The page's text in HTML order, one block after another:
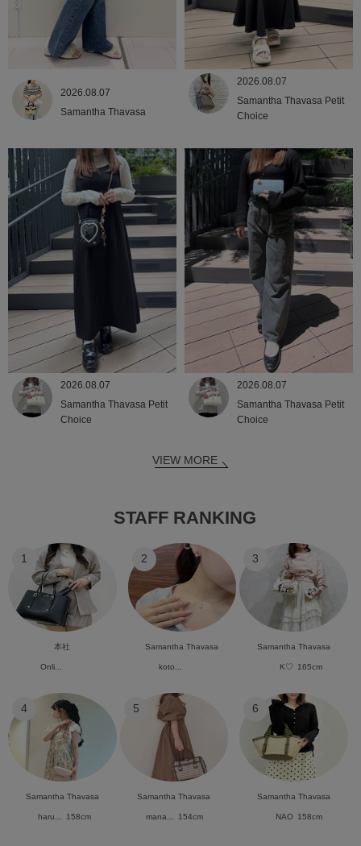
2026.08.07
Samantha Thavasa
2026.08.07
Samantha Thavasa Petit
Choice
2026.08.07
Samantha Thavasa Petit
Choice
2026.08.07
Samantha Thavasa Petit
Choice
VIEW MORE
STAFF RANKING
1
本社
Onli...
2
Samantha Thavasa
koto...
3
Samantha Thavasa
K♡ 165cm
4
Samantha Thavasa
haru... 158cm
5
Samantha Thavasa
mana... 154cm
6
Samantha Thavasa
NAO 158cm